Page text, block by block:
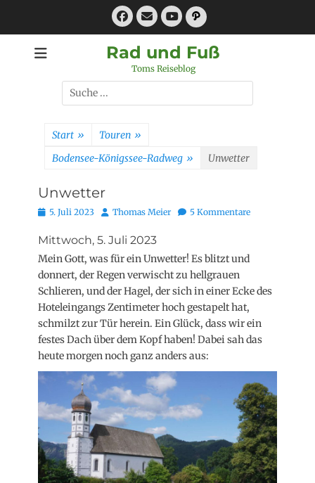
Facebook
E-
MailYouTube
Pfad
Rad und Fuß
Toms Reiseblog
Suchen
nach:
Start » Touren »
Bodensee-Königssee-Radweg » Unwetter
Unwetter
Posted5. Juli 2023 AutorThomas Meier 5 Kommentare
Mittwoch, 5. Juli 2023
Mein Gott, was für ein Unwetter! Es blitzt und
donnert, der Regen verwischt zu hellgrauen
Schlieren, und der Hagel, der sich in einer Ecke des
Hoteleingangs Zentimeter hoch gestapelt hat,
schmilzt zur Tür herein. Ein Glück, dass wir ein
festes Dach über dem Kopf haben! Dabei sah das
heute morgen noch ganz anders aus: